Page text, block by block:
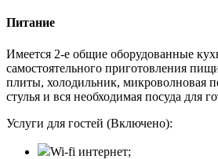
Питание
Имеется 2-е общие оборудованные
самостоятельного приготовления
плиты, холодильник, микроволновая
стулья и вся необходимая посуда для
Услуги для гостей (Включено):
Wi-fi интернет;